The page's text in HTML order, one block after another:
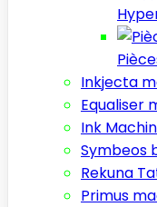
Inkjecta
Equaliser
Ink
Symbeos
Rekuna
Primus